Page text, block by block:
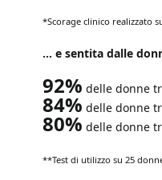
*Scorage clinico realizzato
... e sentita dalle
92% delle donne
84% delle donne
80% delle donne
**Test di utilizzo su 25